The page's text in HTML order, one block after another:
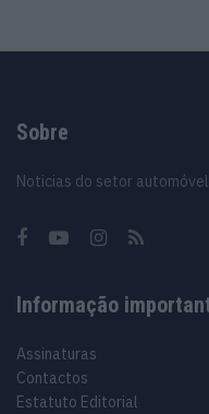
Sobre
Noticias do setor
Informação
Assinaturas
Contactos
Estatuto Editorial